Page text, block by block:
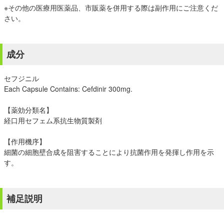
※その他の医療用医薬品、市販薬を併用する際は副作用にご注意くだ
さい。
成分
セフジニル
Each Capsule Contains: Cefdinir 300mg.
【薬効分類名】
経口用セフェム系抗生物質製剤
【作用機序】
細菌の細胞壁合成を阻害することにより抗菌作用を発揮し作用を示
す。
補足説明